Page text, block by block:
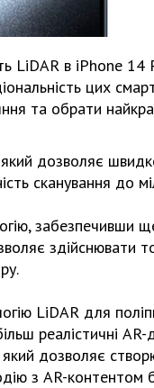
LiDAR в iPhone
цих
та обрати
дозволяє
сканування до
забезпечивши
здійснювати
LiDAR для
реалістичні AR-
дозволяє
з AR-контентом